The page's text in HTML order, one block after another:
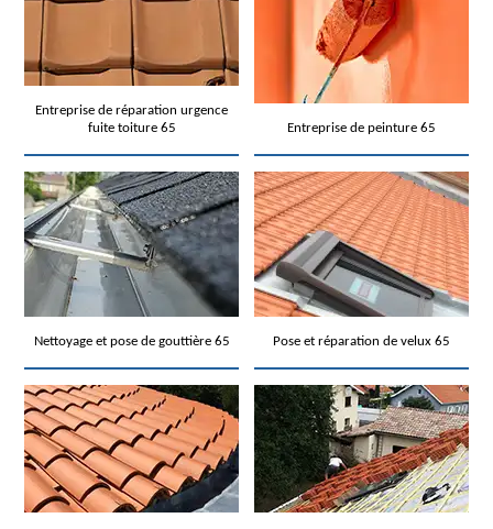
Entreprise de réparation urgence
fuite toiture 65
Entreprise de peinture 65
Nettoyage et pose de gouttière 65 Pose et réparation de velux 65